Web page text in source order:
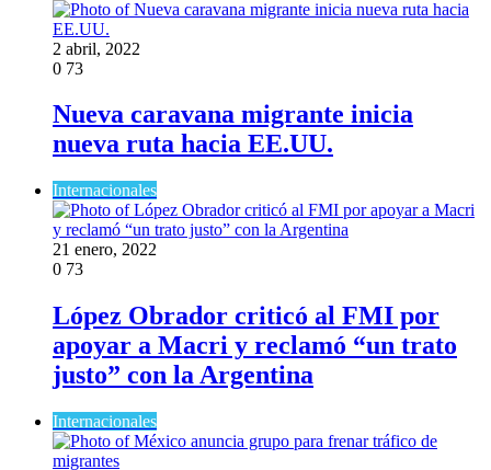
2 abril, 2022
0 73
Nueva caravana migrante inicia
nueva ruta hacia EE.UU.
Internacionales
21 enero, 2022
0 73
López Obrador criticó al FMI por
apoyar a Macri y reclamó “un trato
justo” con la Argentina
Internacionales